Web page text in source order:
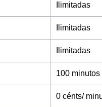
Ilimitadas
Ilimitadas
Ilimitadas
100 minutos
0 cénts/